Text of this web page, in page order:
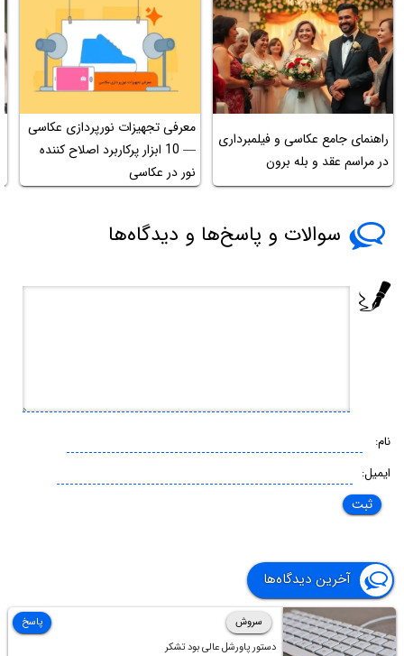
راهنمای جامع عکاسی و فیلمبرداری
در مراسم عقد و بله برون
معرفی تجهیزات نورپردازی عکاسی
— 10 ابزار پرکاربرد اصلاح کننده
نور در عکاسی
سوالات و پاسخ‌ها و دیدگاه‌ها
نام:
ایمیل:
آخرین دیدگاه‌ها
سروش
دستور پاورشل عالی بود تشکر
پاسخ